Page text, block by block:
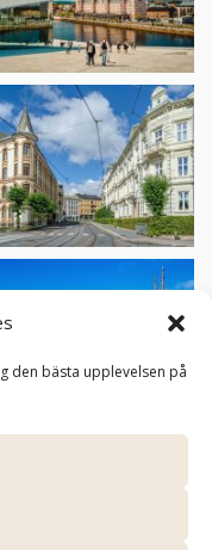
den bästa upplevelsen på
Visa alla dagar